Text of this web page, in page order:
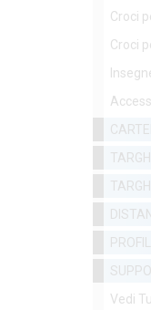
Croci
Croci
Vedi